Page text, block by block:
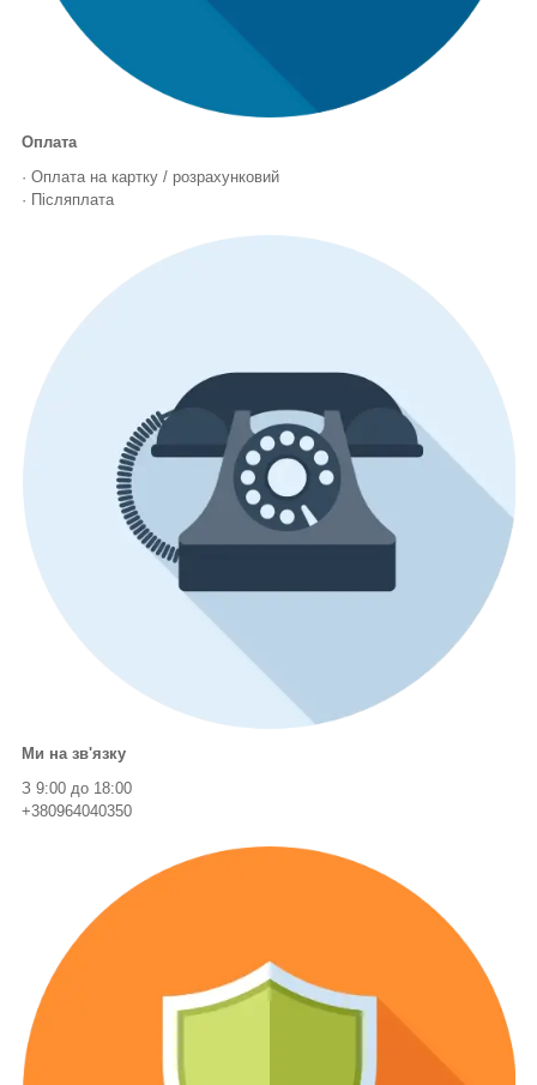
Оплата
· Оплата на картку / розрахунковий
· Післяплата
Ми на зв'язку
З 9:00 до 18:00
+380964040350